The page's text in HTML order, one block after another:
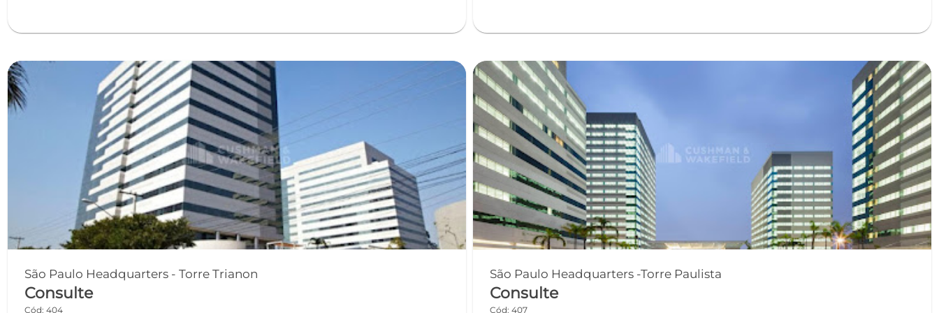
São Paulo Headquarters - Torre Trianon
Consulte
Cód: 404
São Paulo Headquarters -Torre Paulista
Consulte
Cód: 407